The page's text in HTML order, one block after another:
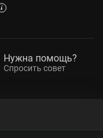
Нужна помощь?
Спросить совет